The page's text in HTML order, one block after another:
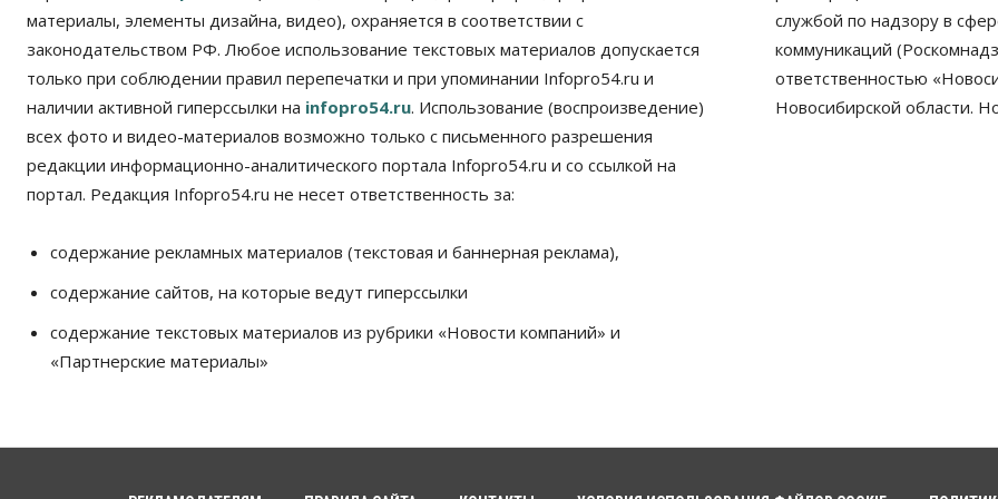
материалы, элементы дизайна, видео), охраняется в соответствии с
законодательством РФ. Любое использование текстовых материалов допускается
только при соблюдении правил перепечатки и при упоминании Infopro54.ru и
наличии активной гиперссылки на infopro54.ru. Использование (воспроизведение)
всех фото и видео-материалов возможно только с письменного разрешения
редакции информационно-аналитического портала Infopro54.ru и со ссылкой на
портал. Редакция Infopro54.ru не несет ответственность за:
содержание рекламных материалов (текстовая и баннерная реклама),
содержание сайтов, на которые ведут гиперссылки
содержание текстовых материалов из рубрики «Новости компаний» и
«Партнерские материалы»
службой по надзору в
коммуникаций
ответственностью
Новосибирской области.